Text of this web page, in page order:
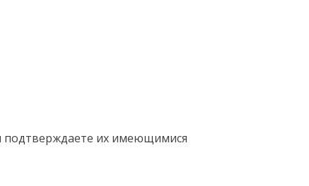
подтверждаете их имеющимися